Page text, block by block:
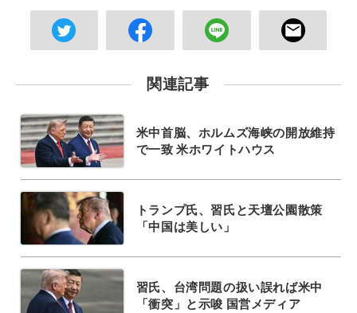
関連記事
米中首脳、ホルムズ海峡の開放維持
で一致 米ホワイトハウス
トランプ氏、習氏と天壇公園散策
「中国は美しい」
習氏、台湾問題の扱い誤れば米中
「衝突」と示唆 国営メディア